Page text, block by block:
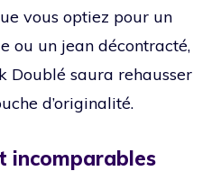
vous optiez pour un
ou un jean décontracté,
Doublé saura rehausser
d’originalité.
incomparables